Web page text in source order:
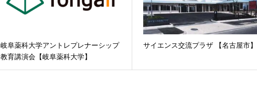
岐阜薬科大学アントレプレナーシップ
教育講演会【岐阜薬科大学】
サイエンス交流プラザ 【名古屋市】